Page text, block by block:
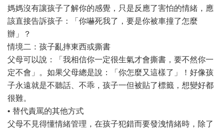
媽媽沒有讓孩子了解你的感覺，只是反應了害怕的情緒，應
該直接告訴孩子：「你嚇死我了，要是你被車撞了怎麼
辦」？
情境二：孩子亂摔東西或撕書
父母可以說：「我相信你一定很生氣才會撕書，要不然你一
定不會」。如果父母總是說：「你怎麼又這樣了」！好像孩
子永遠就是不聽話、不乖，孩子一但被貼了標籤，想變好都
很難。
• 替代責罵的其他方式
父母不見得懂情緒管理，在孩子犯錯而要發洩情緒時，除了